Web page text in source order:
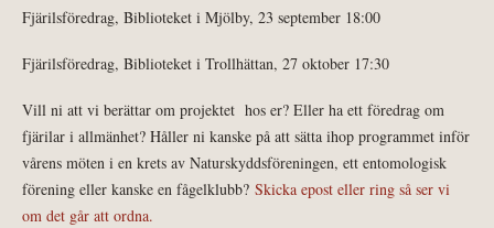
Fjärilsföredrag, Biblioteket i Mjölby, 23 september 18:00
Fjärilsföredrag, Biblioteket i Trollhättan, 27 oktober 17:30
Vill ni att vi berättar om projektet hos er? Eller ha ett föredrag om
fjärilar i allmänhet? Håller ni kanske på att sätta ihop programmet inför
vårens möten i en krets av Naturskyddsföreningen, ett entomologisk
förening eller kanske en fågelklubb? Skicka epost eller ring så ser vi
om det går att ordna.